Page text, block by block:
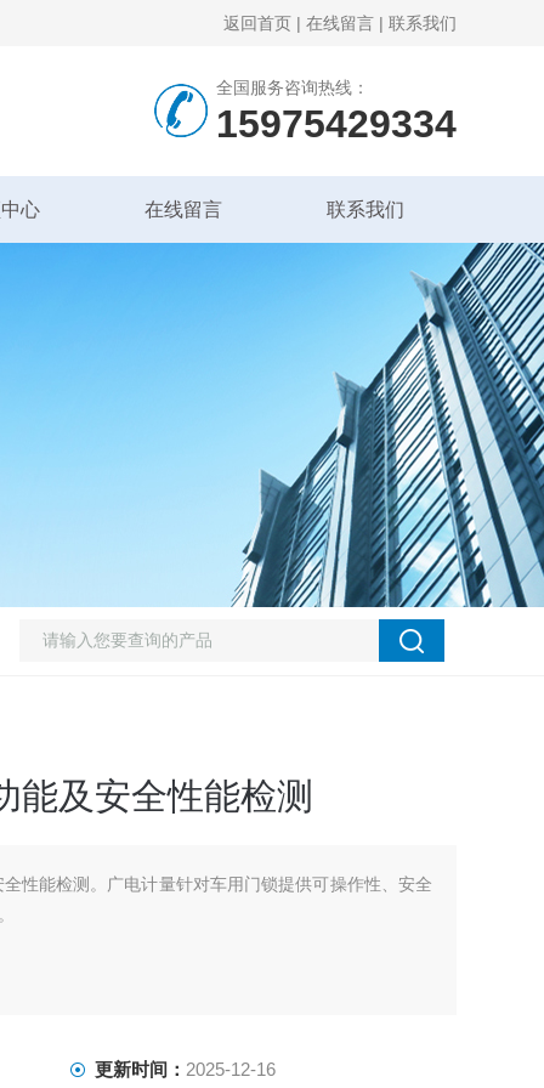
返回首页 | 在线留言 | 联系我们
全国服务咨询热线：
15975429334
心 在线留言 联系我们
能及安全性能检测
性能检测。广电计量针对车用门锁提供可操作性、安全
更新时间： 2025-12-16